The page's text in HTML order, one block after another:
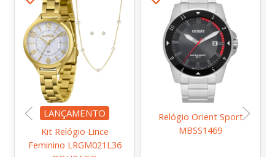
LANÇAMENTO
Kit Relógio Lince
Feminino LRGM021L36
Relógio Orient Sport
MBSS1469